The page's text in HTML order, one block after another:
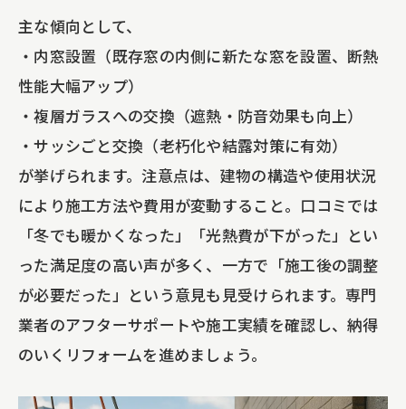
主な傾向として、
・内窓設置（既存窓の内側に新たな窓を設置、断熱
性能大幅アップ）
・複層ガラスへの交換（遮熱・防音効果も向上）
・サッシごと交換（老朽化や結露対策に有効）
が挙げられます。注意点は、建物の構造や使用状況
により施工方法や費用が変動すること。口コミでは
「冬でも暖かくなった」「光熱費が下がった」とい
った満足度の高い声が多く、一方で「施工後の調整
が必要だった」という意見も見受けられます。専門
業者のアフターサポートや施工実績を確認し、納得
のいくリフォームを進めましょう。